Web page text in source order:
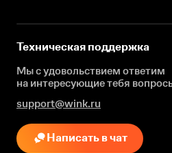
Техническая поддержка
Мы с удовольствием ответим
на интересующиетебя
support@wink.ru
Написать в чат